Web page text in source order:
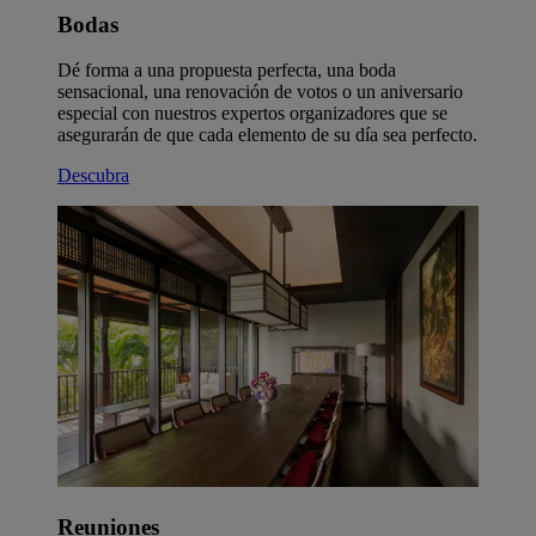
Bodas
Dé forma a una propuesta perfecta, una boda
sensacional, una renovación de votos o un aniversario
especial con nuestros expertos organizadores que se
asegurarán de que cada elemento de su día sea perfecto.
Descubra
Reuniones